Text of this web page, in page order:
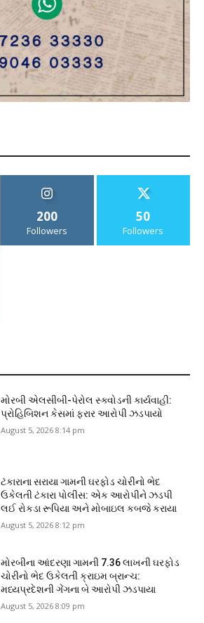
200
Followers
50
Followers
મોરબી એલસીબી-પેરોલ સ્ક્વોડની કાર્યવાહી:
પ્રોહિબિશન કેસમાં ફરાર આરોપી ઝડપાયો
August 5, 2026 8:14 pm
ટંકારાના સરાયા ગામની ઘરફોડ ચોરીનો ભેદ
ઉકેલતી ટંકારા પોલીસ: એક આરોપીને ઝડપી
લઈ રોકડા રૂપિયા અને મોબાઇલ કબજે કરાયા
August 5, 2026 8:12 pm
મોરબીના આંદરણા ગામની ₹7.36 લાખની ઘરફોડ
ચોરીનો ભેદ ઉકેલતી ક્રાઇમ બ્રાન્ચ:
મધ્યપ્રદેશની ગેંગના બે આરોપી ઝડપાયા
August 5, 2026 8:09 pm